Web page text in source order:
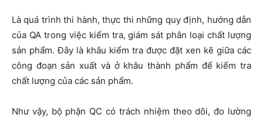
Là quá trình thi hành, thực thi những quy định, hướng dẫn
của QA trong việc kiểm tra, giám sát phân loại chất lượng
sản phẩm. Đây là khâu kiểm tra được đặt xen kẽ giữa các
công đoạn sản xuất và ở khâu thành phẩm để kiểm tra
chất lượng của các sản phẩm.
Như vậy, bộ phận QC có trách nhiệm theo dõi, đo lường